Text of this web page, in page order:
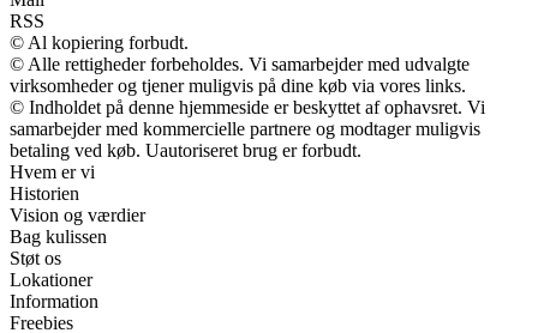
RSS
© Al kopiering forbudt.
© Alle rettigheder forbeholdes. Vi samarbejder med udvalgte
virksomheder og tjener muligvis på dine køb via vores links.
© Indholdet på denne hjemmeside er beskyttet af ophavsret. Vi
samarbejder med kommercielle partnere og modtager muligvis
betaling ved køb. Uautoriseret brug er forbudt.
Hvem er vi
Historien
Vision og værdier
Bag kulissen
Støt os
Lokationer
Information
Freebies